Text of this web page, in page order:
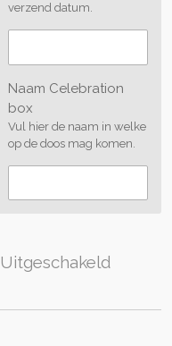
verzend datum.
Naam Celebration
box
Vul hier de naam in welke
op de doos mag komen.
Uitgeschakeld